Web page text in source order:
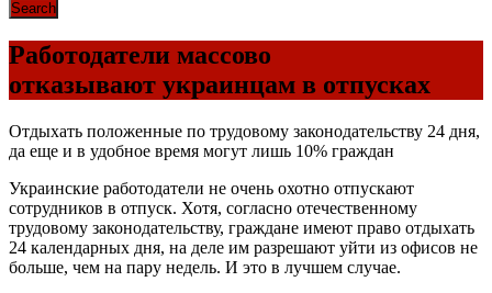
Работодатели массово
отказывают украинцам в отпусках
Отдыхать положенные по трудовому законодательству 24 дня,
да еще и в удобное время могут лишь 10% граждан
Украинские работодатели не очень охотно отпускают
сотрудников в отпуск. Хотя, согласно отечественному
трудовому законодательству, граждане имеют право отдыхать
24 календарных дня, на деле им разрешают уйти из офисов не
больше, чем на пару недель. И это в лучшем случае.